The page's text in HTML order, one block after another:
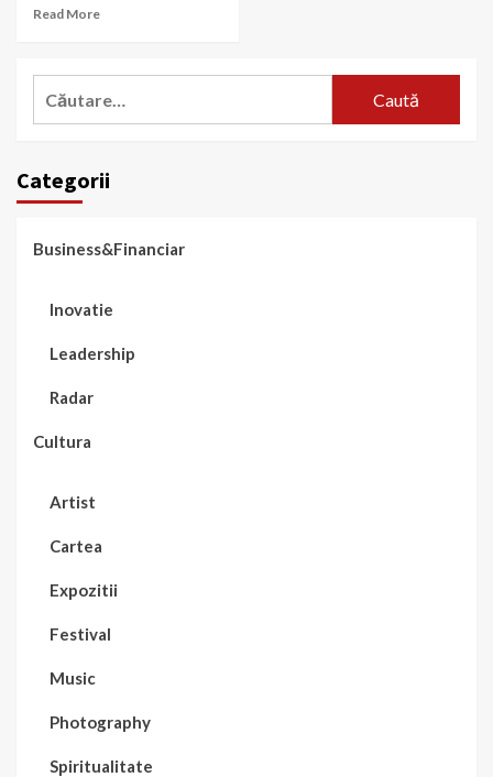
Read More
Categorii
Business&Financiar
Inovatie
Leadership
Radar
Cultura
Artist
Cartea
Expozitii
Festival
Music
Photography
Spiritualitate